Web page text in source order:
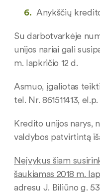
Anykščių
Su darbotvarkėje
unijos nariai gali
m. lapkričio 12 d.
Asmuo, įgaliotas
tel. Nr. 861511413, el.p.
Kredito unijos narys,
valdybos patvirtintą
Neįvykus šiam
šaukiamas 2018 m.
adresu J. Biliūno g.